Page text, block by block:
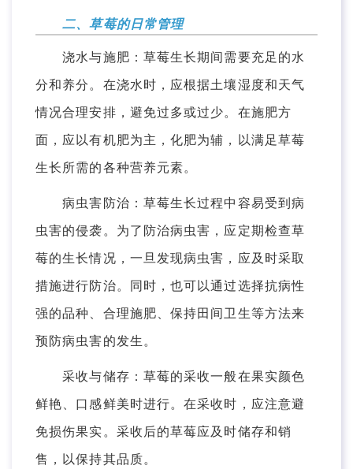
二、草莓的日常管理
浇水与施肥：草莓生长期间需要充足的水
分和养分。在浇水时，应根据土壤湿度和天气
情况合理安排，避免过多或过少。在施肥方
面，应以有机肥为主，化肥为辅，以满足草莓
生长所需的各种营养元素。
病虫害防治：草莓生长过程中容易受到病
虫害的侵袭。为了防治病虫害，应定期检查草
莓的生长情况，一旦发现病虫害，应及时采取
措施进行防治。同时，也可以通过选择抗病性
强的品种、合理施肥、保持田间卫生等方法来
预防病虫害的发生。
采收与储存：草莓的采收一般在果实颜色
鲜艳、口感鲜美时进行。在采收时，应注意避
免损伤果实。采收后的草莓应及时储存和销
售，以保持其品质。